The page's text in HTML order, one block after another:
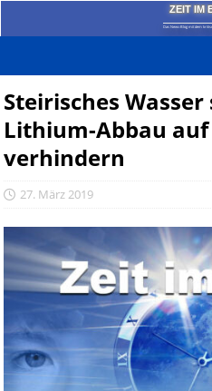
ZEIT IM
Das News-Blog mit dem
Steirisches Wasser
Lithium-Abbau
verhindern
27. März 2019